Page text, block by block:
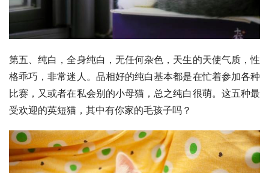
第五、纯白，全身纯白，无任何杂色，天生的天使气质，性
格乖巧，非常迷人。品相好的纯白基本都是在忙着参加各种
比赛，又或者在私会别的小母猫，总之纯白很萌。这五种最
受欢迎的英短猫，其中有你家的毛孩子吗？